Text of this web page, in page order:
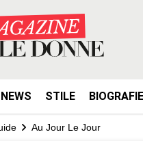
NEWS STILE BIOGRAFIE
Au Jour Le Jour